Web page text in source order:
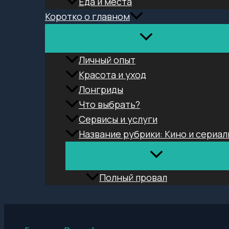
Коротко о главном
Личный опыт
Красота и уход
Лонгриды
Что выбрать?
Сервисы и услуги
Название рубрики: Кино и
Полный провал